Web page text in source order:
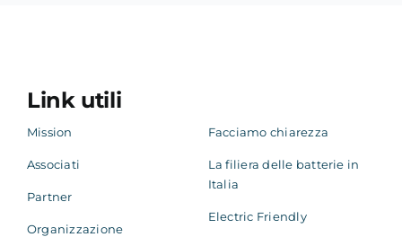
Link utili
Mission
Associati
Partner
Organizzazione
Facciamo chiarezza
La filiera delle batterie in
Italia
Electric Friendly